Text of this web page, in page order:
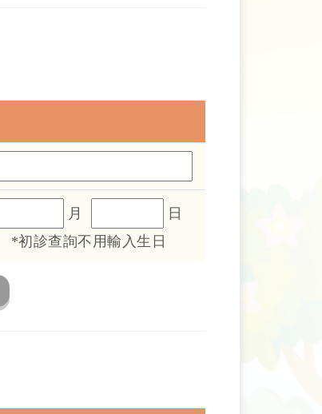
月
日
*初診查詢不用輸入生日